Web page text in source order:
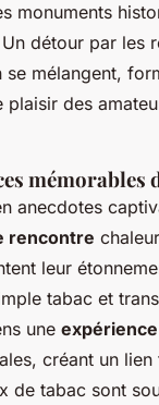
monuments
détour par les
mélangent,
des
mémorables
anecdotes
rencontre
leur
tabac et
une
créant un
de tabac sont